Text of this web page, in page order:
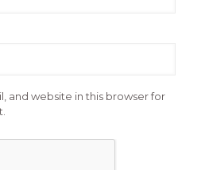
and website in this browser for